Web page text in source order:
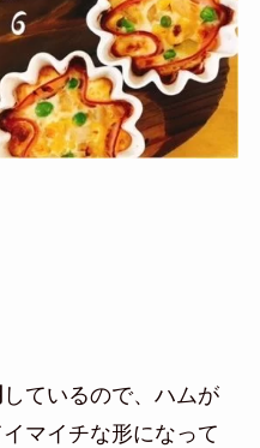
しているので、ハムが
マイチな形になって